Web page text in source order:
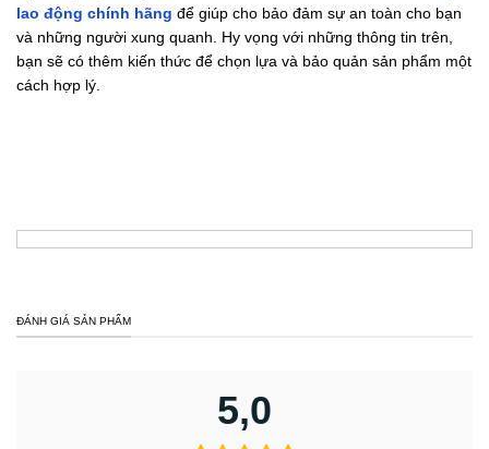
lao động chính hãng để giúp cho bảo đảm sự an toàn cho bạn
và những người xung quanh. Hy vọng với những thông tin trên,
bạn sẽ có thêm kiến thức để chọn lựa và bảo quản sản phẩm một
cách hợp lý.
ĐÁNH GIÁ SẢN PHẨM
5,0